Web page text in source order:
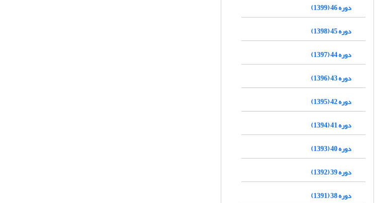
دوره 46 (1399)
دوره 45 (1398)
دوره 44 (1397)
دوره 43 (1396)
دوره 42 (1395)
دوره 41 (1394)
دوره 40 (1393)
دوره 39 (1392)
دوره 38 (1391)